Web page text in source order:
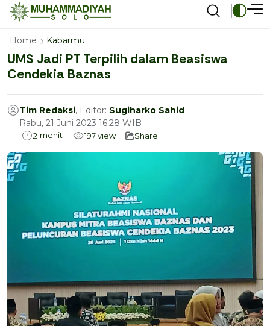
Home Kabarmu
UMS Jadi PT Terpilih dalam Beasiswa
Cendekia Baznas
Tim Redaksi, Editor: Sugiharko Sahid
Rabu, 21 Juni 2023 16:28 WIB
2 menit 197view Share